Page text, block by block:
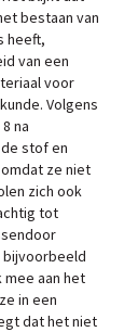
bestaan van
heeft,
van een
voor
Volgens
na
stof en
ze niet
zich ook
tot
bijvoorbeeld
aan het
in een
dat het niet